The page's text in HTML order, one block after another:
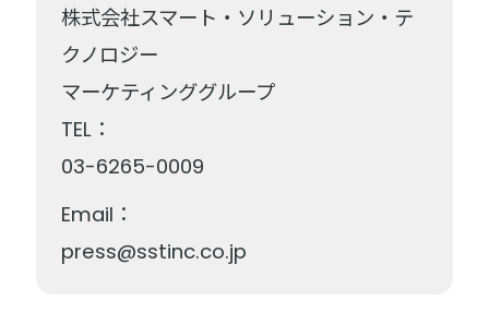
株式会社スマート・ソリューション・テ
クノロジー
マーケティンググループ
TEL：
03-6265-0009
Email：
press@sstinc.co.jp